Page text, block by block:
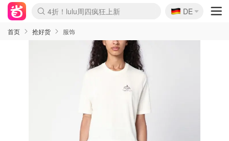
Boticinal 夏促开抢！
4折！lulu周四疯狂上新
还没结束！&OtherStories大促
Joybuy变相75折 随时失效
速领！Stanley独家85折
疑似霸哥！Camper额外叠85折
Zalando 奥莱闪促！每日更新
Moncler反季囤！5折起+叠9折
Coach Brooklyn仅€192
🇩🇪
DE
首页 抢好货 服饰